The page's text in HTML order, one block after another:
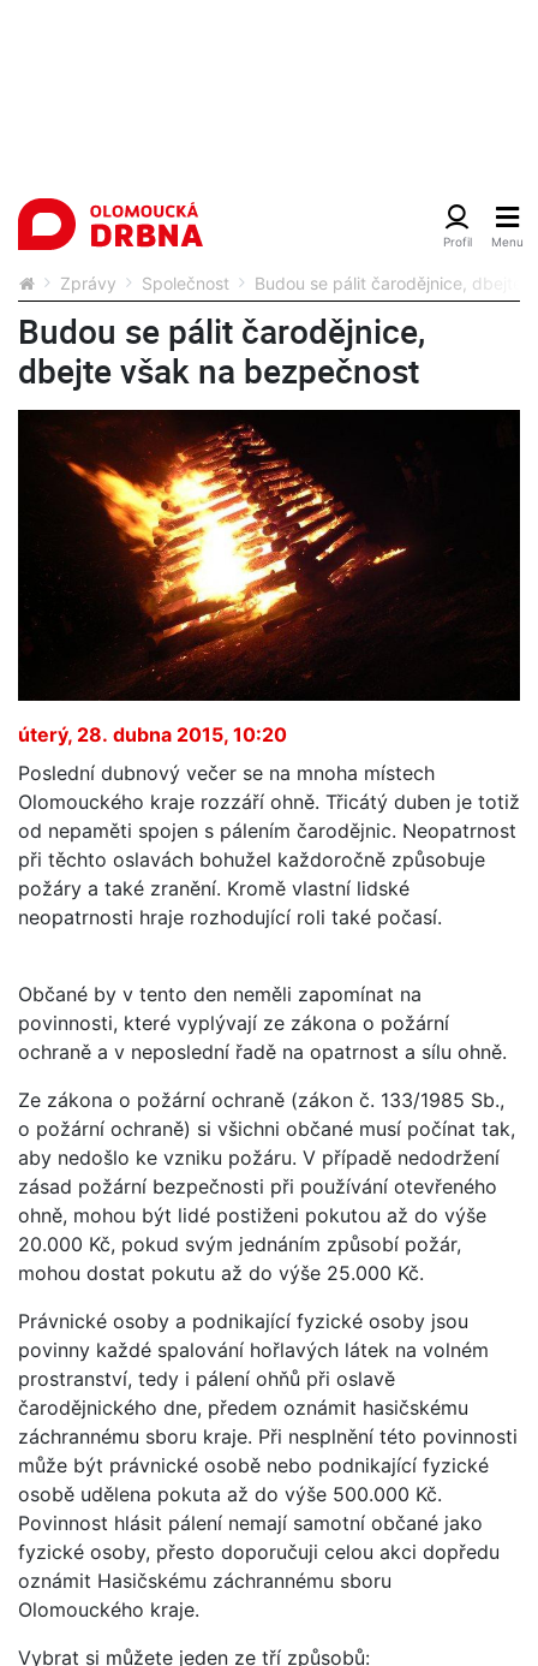
Zprávy Společnost Budou se pálit čarodějnice, dbejte
Budou se pálit čarodějnice,
dbejte však na bezpečnost
úterý, 28. dubna 2015, 10:20
Poslední dubnový večer se na mnoha místech
Olomouckého kraje rozzáří ohně. Třicátý duben je totiž
od nepaměti spojen s pálením čarodějnic. Neopatrnost
při těchto oslavách bohužel každoročně způsobuje
požáry a také zranění. Kromě vlastní lidské
neopatrnosti hraje rozhodující roli také počasí.
Občané by v tento den neměli zapomínat na
povinnosti, které vyplývají ze zákona o požární
ochraně a v neposlední řadě na opatrnost a sílu ohně.
Ze zákona o požární ochraně (zákon č. 133/1985 Sb.,
o požární ochraně) si všichni občané musí počínat tak,
aby nedošlo ke vzniku požáru. V případě nedodržení
zásad požární bezpečnosti při používání otevřeného
ohně, mohou být lidé postiženi pokutou až do výše
20.000 Kč, pokud svým jednáním způsobí požár,
mohou dostat pokutu až do výše 25.000 Kč.
Právnické osoby a podnikající fyzické osoby jsou
povinny každé spalování hořlavých látek na volném
prostranství, tedy i pálení ohňů při oslavě
čarodějnického dne, předem oznámit hasičskému
záchrannému sboru kraje. Při nesplnění této povinnosti
může být právnické osobě nebo podnikající fyzické
osobě udělena pokuta až do výše 500.000 Kč.
Povinnost hlásit pálení nemají samotní občané jako
fyzické osoby, přesto doporučuji celou akci dopředu
oznámit Hasičskému záchrannému sboru
Olomouckého kraje.
Vybrat si můžete jeden ze tří způsobů: